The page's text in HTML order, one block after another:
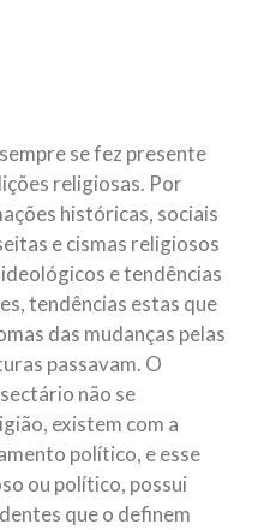
O Misericordioso! O Centro
islâmica pela chegada
Hejrita. Desejamos a
Ibn Al-Hussein
Misericordioso! Diante da
do quarto Imam dos
Ibn Ali Ibn Abi Táleb
(Formosura
recebe o ex-
da
o Centro Islâmico no
se fez presente
religiosas. Por
históricas, sociais
e cismas religiosos
e tendências
tendências estas que
das mudanças pelas
passavam. O
não se
existem com a
político, e esse
ou político, possui
que o definem